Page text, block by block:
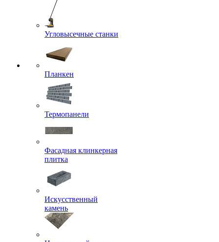
Угловысечные станки
Планкен
Термопанели
Фасадная клинкерная
плитка
Искусственный
камень